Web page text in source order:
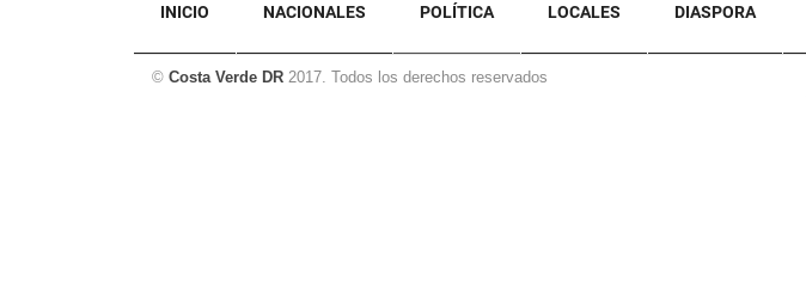
INICIO NACIONALES POLÍTICA LOCALES DIASPORA
© Costa Verde DR 2017. Todos los derechos reservados